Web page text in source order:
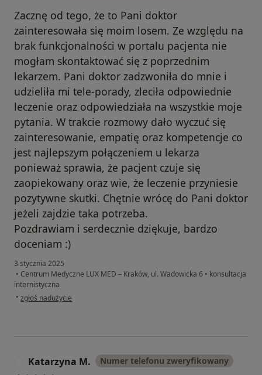
Zacznę od tego, że to Pani doktor
zainteresowała się moim losem. Ze względu na
brak funkcjonalności w portalu pacjenta nie
mogłam skontaktować się z poprzednim
lekarzem. Pani doktor zadzwoniła do mnie i
udzieliła mi tele-porady, zleciła odpowiednie
leczenie oraz odpowiedziała na wszystkie moje
pytania. W trakcie rozmowy dało wyczuć się
zainteresowanie, empatię oraz kompetencje co
jest najlepszym połączeniem u lekarza
ponieważ sprawia, że pacjent czuje się
zaopiekowany oraz wie, że leczenie przyniesie
pozytywne skutki. Chętnie wrócę do Pani doktor
jeżeli zajdzie taka potrzeba.
Pozdrawiam i serdecznie dziękuje, bardzo
doceniam :)
3 stycznia 2025
• Centrum Medyczne LUX MED – Kraków, ul. Wadowicka 6 • konsultacja
internistyczna
• w opinii użytkownika Aneta
zgłoś nadużycie
Katarzyna M. Numer telefonu zweryfikowany